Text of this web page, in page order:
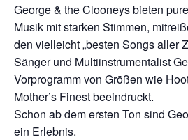
George & the Clooneys bieten
Musik mit starken Stimmen,
den vielleicht „besten Songs aller
Sänger und Multiinstrumentalist
Vorprogramm von Größen wie
Mother’s Finest beeindruckt.
Schon ab dem ersten Ton sind
ein Erlebnis.